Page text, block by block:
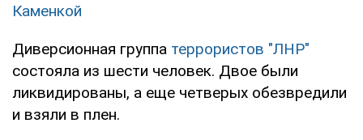
Каменкой
Диверсионная группа террористов "ЛНР"
состояла из шести человек. Двое были
ликвидированы, а еще четверых обезвредили
и взяли в плен.